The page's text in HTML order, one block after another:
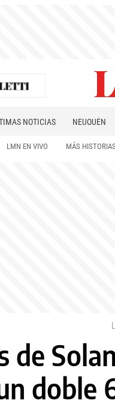
NOTICIAS NEUQUÉN
LMN EN VIVO MÁS
de
doble